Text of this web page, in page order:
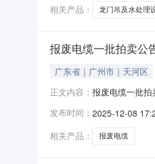
相关产品：
龙门吊及水处理
报废电缆一批拍卖公
广东省｜广州市｜天河区
正文内容： 报废电缆一批
（http://
发布时间： 2025-12-08
相关产品：
报废电缆